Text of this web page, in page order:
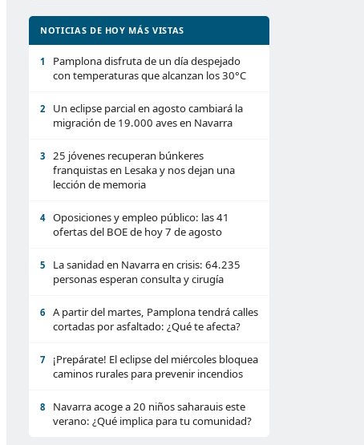
NOTICIAS DE HOY MÁS VISTAS
1
Pamplona disfruta de un día despejado
con temperaturas que alcanzan los 30°C
2
Un eclipse parcial en agosto cambiará la
migración de 19.000 aves en Navarra
3
25 jóvenes recuperan búnkeres
franquistas en Lesaka y nos dejan una
lección de memoria
4
Oposiciones y empleo público: las 41
ofertas del BOE de hoy 7 de agosto
5
La sanidad en Navarra en crisis: 64.235
personas esperan consulta y cirugía
6
A partir del martes, Pamplona tendrá calles
cortadas por asfaltado: ¿Qué te afecta?
7
¡Prepárate! El eclipse del miércoles bloquea
caminos rurales para prevenir incendios
8
Navarra acoge a 20 niños saharauis este
verano: ¿Qué implica para tu comunidad?